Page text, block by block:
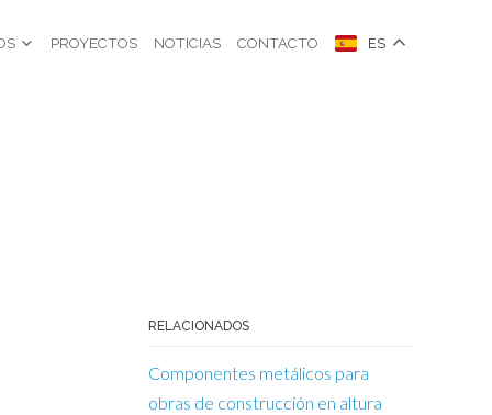
PROYECTOS NOTICIAS CONTACTO ES
RELACIONADOS
Componentes metálicos para
obras de construcción en altura